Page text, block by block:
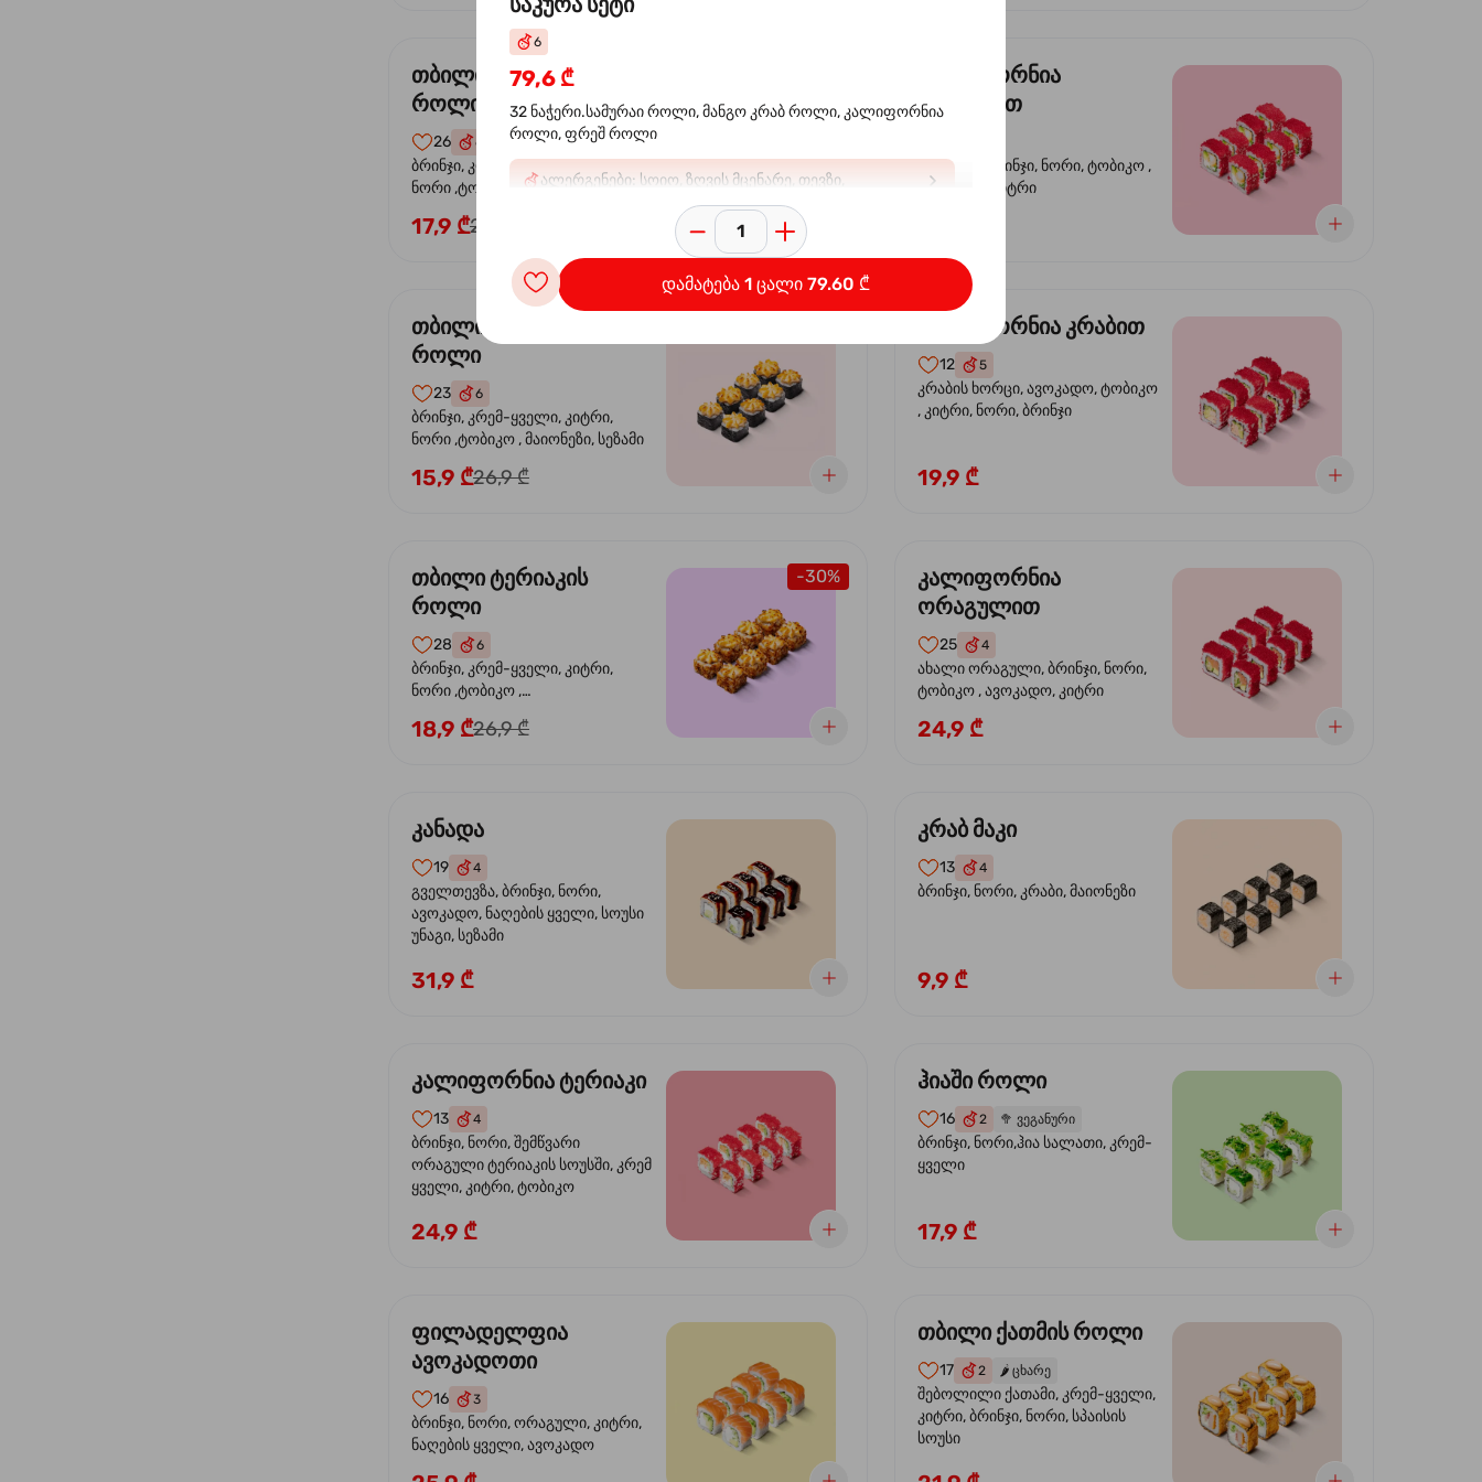
თბილი ორაგულის
როლი
26 6
ბრინჯი, კრემ-ყველი, კიტრი,
ნორი ,ტობიკო , მაიონეზი,
ფოთოლი
17,9 ₾24,9 ₾
კალიფორნია
კრევეტით
კრევეტი, ბრინჯი, ნორი, ტობიკო ,
ავოკადო, კიტრი
თბილი სიყვარული
როლი
23 6
ბრინჯი, კრემ-ყველი, კიტრი,
ნორი ,ტობიკო , მაიონეზი, სეზამი
15,9 ₾26,9 ₾
კალიფორნია კრაბით
12 5
კრაბის ხორცი, ავოკადო, ტობიკო
, კიტრი, ნორი, ბრინჯი
19,9 ₾
-30%
თბილი ტერიაკის
როლი
28 6
ბრინჯი, კრემ-ყველი, კიტრი,
ნორი ,ტობიკო ,
სეზამი, ტერიაკის სოუსი
18,9 ₾26,9 ₾
კალიფორნია
ორაგულით
25 4
ახალი ორაგული, ბრინჯი, ნორი,
ტობიკო , ავოკადო, კიტრი
24,9 ₾
კანადა
19 4
გველთევზა, ბრინჯი, ნორი,
ავოკადო, ნაღების ყველი, სოუსი
უნაგი, სეზამი
31,9 ₾
კრაბ მაკი
13 4
ბრინჯი, ნორი, კრაბი, მაიონეზი
9,9 ₾
კალიფორნია ტერიაკი
13 4
ბრინჯი, ნორი, შემწვარი
ორაგული ტერიაკის სოუსში, კრემ
ყველი, კიტრი, ტობიკო
24,9 ₾
ჰიაში როლი
16 2 🥦 ვეგანური
ბრინჯი, ნორი,ჰია სალათი, კრემ-
ყველი
17,9 ₾
ფილადელფია
ავოკადოთი
16 3
ბრინჯი, ნორი, ორაგული, კიტრი,
ნაღების ყველი, ავოკადო
თბილი ქათმის როლი
17 2 🌶️ ცხარე
შებოლილი ქათამი, კრემ-ყველი,
კიტრი, ბრინჯი, ნორი, სპაისის
სოუსი
6
79,6 ₾
32 ნაჭერი.სამურაი როლი, მანგო კრაბ როლი, კალიფორნია
როლი, ფრეშ როლი
ალერგენები: სოიო, ზღვის მცენარე, თევზი,
კიბორჩხალა, შირბახტი, ხიზილალა ტობიკო: E129*.
შეიძლება უარყოფითი გავლენა იქონიოს ბავშვებში
აქტივობასა და ყურადღებაზ
დამატება 1 ცალი 79.60 ₾